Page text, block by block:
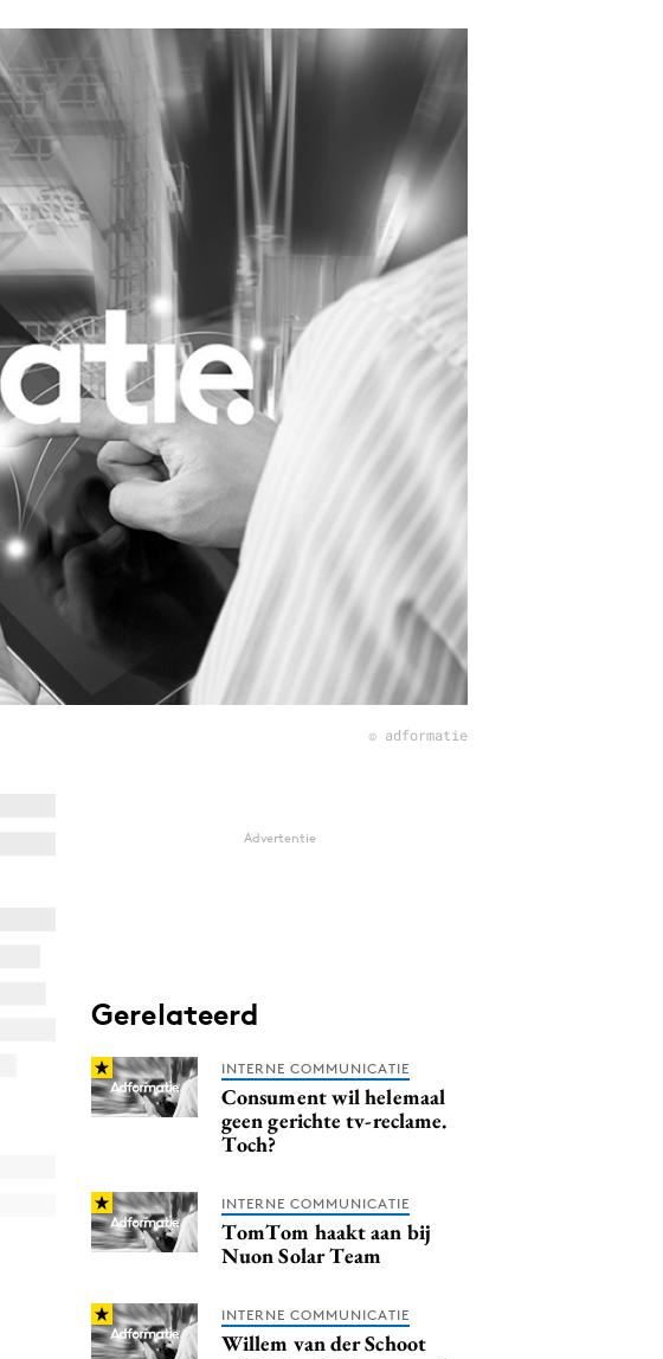
© adformatie
Advertentie
Gerelateerd
INTERNE COMMUNICATIE
Consument wil helemaal
geen gerichte tv-reclame.
Toch?
INTERNE COMMUNICATIE
TomTom haakt aan bij
Nuon Solar Team
INTERNE COMMUNICATIE
Willem van der Schoot